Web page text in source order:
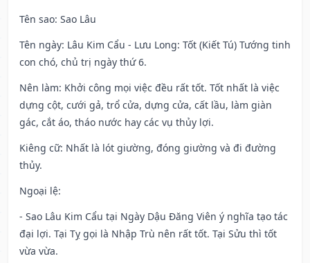
Tên sao: Sao Lâu
Tên ngày: Lâu Kim Cẩu - Lưu Long: Tốt (Kiết Tú) Tướng tinh
con chó, chủ trị ngày thứ 6.
Nên làm: Khởi công mọi việc đều rất tốt. Tốt nhất là việc
dựng cột, cưới gả, trổ cửa, dựng cửa, cất lầu, làm giàn
gác, cắt áo, tháo nước hay các vụ thủy lợi.
Kiêng cữ: Nhất là lót giường, đóng giường và đi đường
thủy.
Ngoại lệ:
- Sao Lâu Kim Cẩu tại Ngày Dậu Đăng Viên ý nghĩa tạo tác
đại lợi. Tại Tỵ gọi là Nhập Trù nên rất tốt. Tại Sửu thì tốt
vừa vừa.